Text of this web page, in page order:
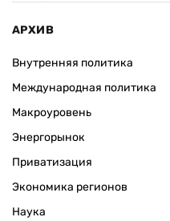
АРХИВ
Внутренняя политика
Международная политика
Макроуровень
Энергорынок
Приватизация
Экономика регионов
Наука